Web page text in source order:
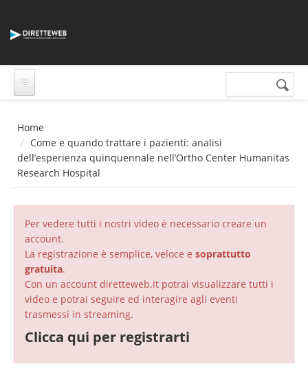
Form di
Cerca nel sito
Home
Come e quando trattare i pazienti: analisi
dell’esperienza quinquennale nell’Ortho Center Humanitas
Research Hospital
Per vedere tutti i nostri video è necessario creare un
account.
La registrazione è semplice, veloce e soprattutto
gratuita.
Con un account diretteweb.it potrai visualizzare tutti i
video e potrai seguire ed interagire agli eventi
trasmessi in streaming.
Clicca qui per registrarti